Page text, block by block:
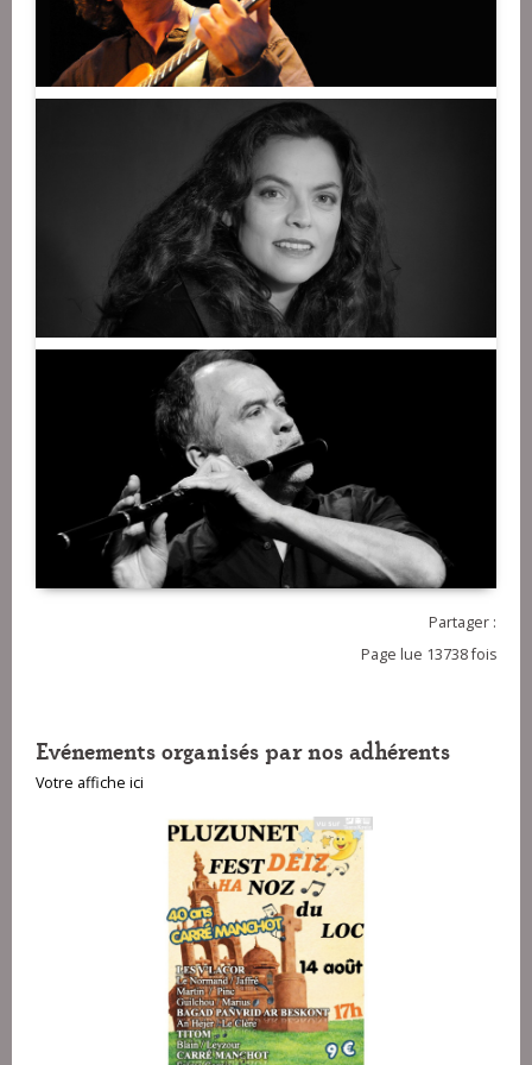
Partager :
Page lue 13738 fois
Evénements organisés par nos adhérents
Votre affiche ici